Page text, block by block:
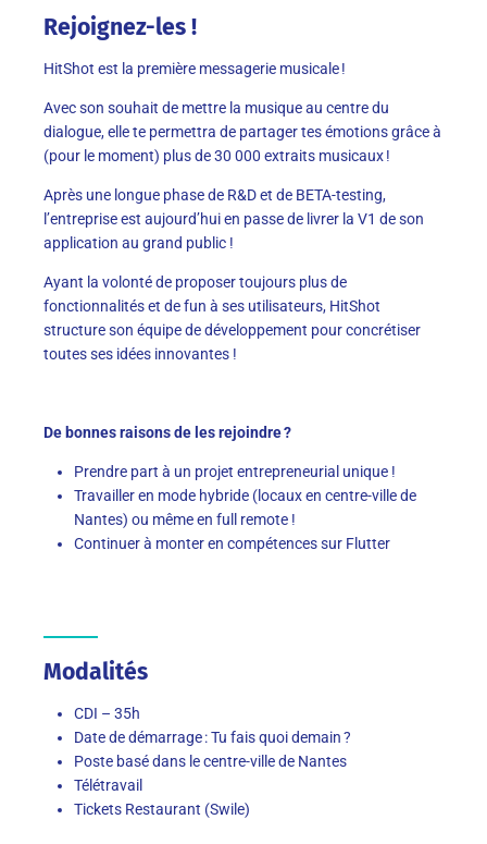
Rejoignez-les !
HitShot est la première messagerie musicale !
Avec son souhait de mettre la musique au centre du
dialogue, elle te permettra de partager tes émotions grâce à
(pour le moment) plus de 30 000 extraits musicaux !
Après une longue phase de R&D et de BETA-testing,
l’entreprise est aujourd’hui en passe de livrer la V1 de son
application au grand public !
Ayant la volonté de proposer toujours plus de
fonctionnalités et de fun à ses utilisateurs, HitShot
structure son équipe de développement pour concrétiser
toutes ses idées innovantes !
De bonnes raisons de les rejoindre ?
Prendre part à un projet entrepreneurial unique !
Travailler en mode hybride (locaux en centre-ville de
Nantes) ou même en full remote !
Continuer à monter en compétences sur Flutter
Modalités
CDI – 35h
Date de démarrage : Tu fais quoi demain ?
Poste basé dans le centre-ville de Nantes
Télétravail
Tickets Restaurant (Swile)